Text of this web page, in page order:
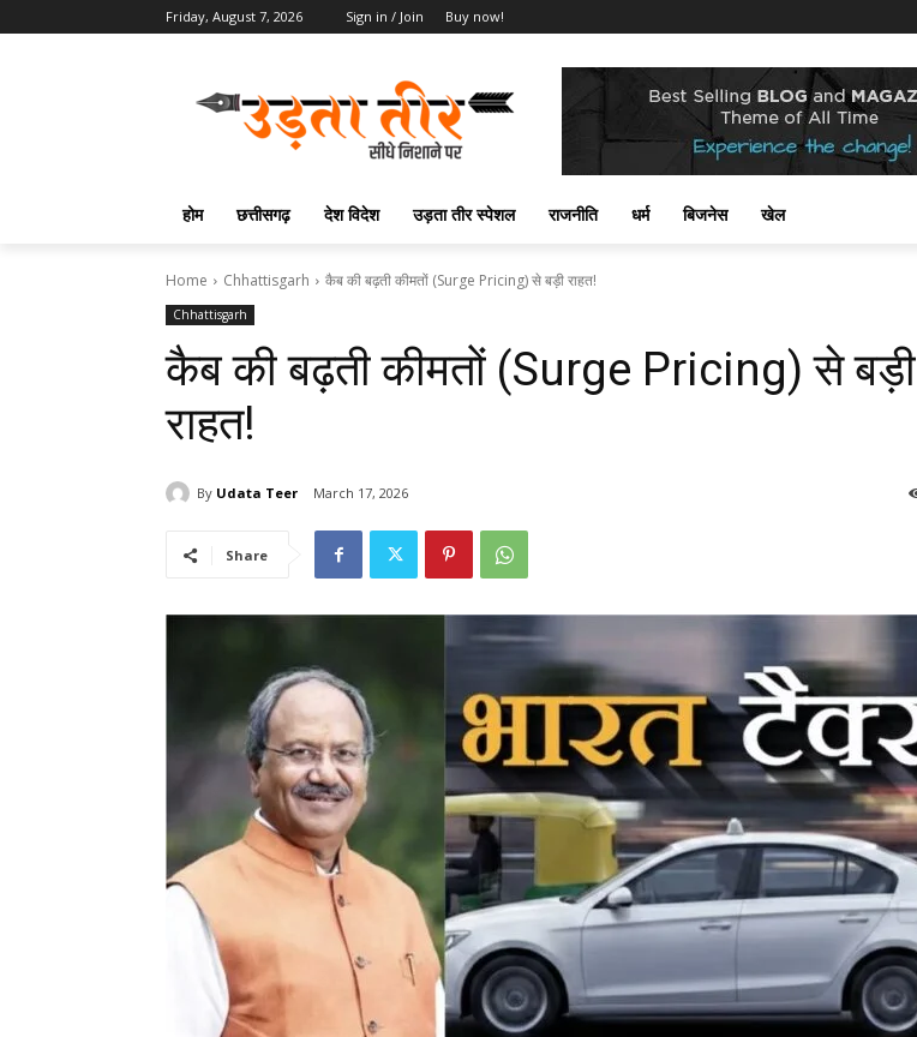
Friday, August 7, 2026 Sign in / Join Buy now!
होम छत्तीसगढ़ देश विदेश उड़ता तीर स्पेशल राजनीति धर्म बिजनेस खेल
Home Chhattisgarh कैब की बढ़ती कीमतों (Surge Pricing) से बड़ी राहत!
Chhattisgarh
कैब की बढ़ती कीमतों (Surge Pricing) से बड़ी
राहत!
By Udata Teer March 17, 2026
Share